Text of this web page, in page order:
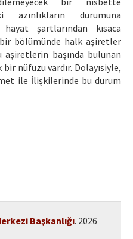
azınlıkların durumuna
şartlarından kısaca
bölümünde halk aşiretler
aşiretlerin başında bulunan
nüfuzu vardır. Dolayısiyle,
ile İlişkilerinde bu durum
Başkanlığı. 2026